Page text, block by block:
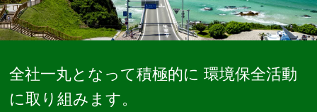
全社一丸となって積極的に 環境保全活動
に取り組みます。